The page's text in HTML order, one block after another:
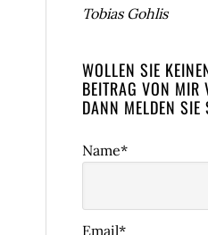
Tobias Gohlis
WOLLEN SIE
BEITRAG VON MIR
DANN MELDEN
Name*
Email*